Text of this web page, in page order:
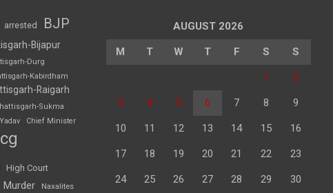
arrested BJP
Bijapur
Durg
Kabirdham
Raigarh
Sukma
Chief Minister
High Court
Murder Naxalites
AUGUST 2026
M T W T F S S
1 2
3 4 5 6 7 8 9
10 11 12 13 14 15 16
17 18 19 20 21 22 23
24 25 26 27 28 29 30